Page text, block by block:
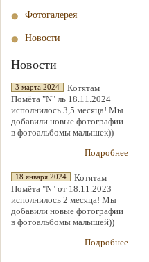
Фотогалерея
Новости
Новости
3 марта 2024
Котятам
Помёта "N" ль 18.11.2024
исполнилось 3,5 месяца! Мы
добавили новые фотографии
в фотоальбомы малышек))
Подробнее
18 января 2024
Котятам
Помёта "N" от 18.11.2023
исполнилось 2 месяца! Мы
добавили новые фотографии
в фотоальбомы малышей))
Подробнее